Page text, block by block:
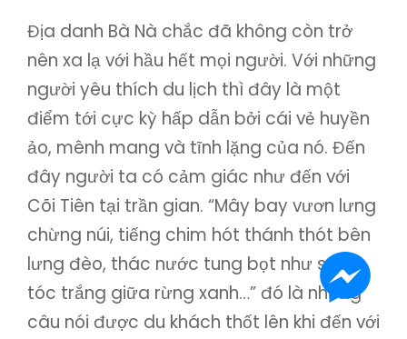
Địa danh Bà Nà chắc đã không còn trở
nên xa lạ với hầu hết mọi người. Với những
người yêu thích du lịch thì đây là một
điểm tới cực kỳ hấp dẫn bởi cái vẻ huyền
ảo, mênh mang và tĩnh lặng của nó. Đến
đây người ta có cảm giác như đến với
Cõi Tiên tại trần gian. “Mây bay vươn lưng
chừng núi, tiếng chim hót thánh thót bên
lưng đèo, thác nước tung bọt như suối
tóc trắng giữa rừng xanh…” đó là những
câu nói được du khách thốt lên khi đến với